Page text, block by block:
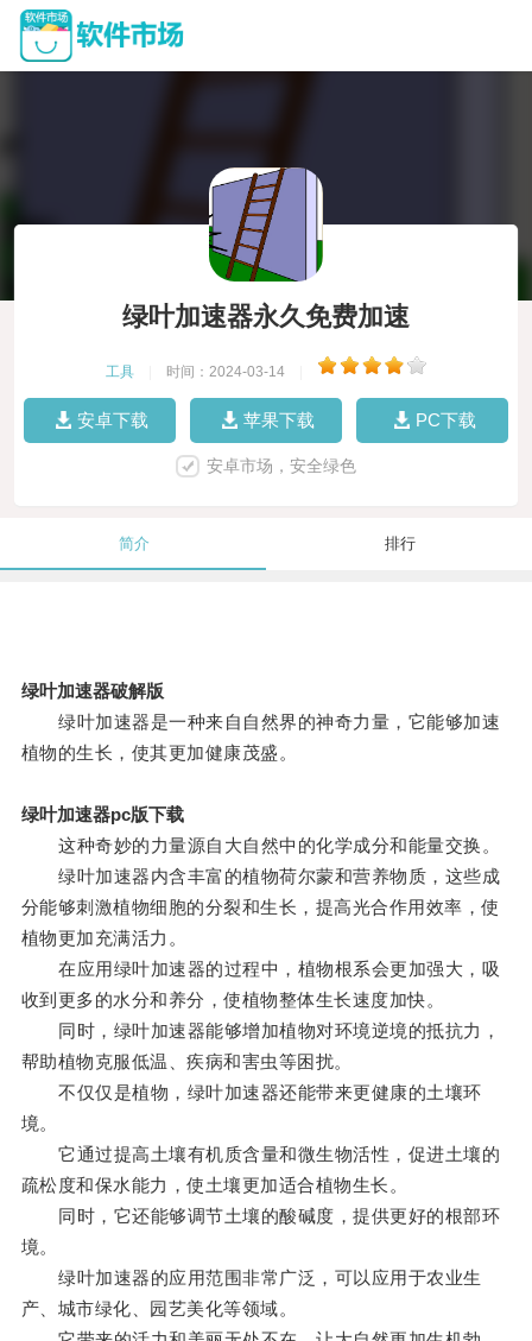
绿叶加速器永久免费加速
工具 时间：2024-03-14
安卓下载 苹果下载 PC下载
安卓市场，安全绿色
简介 排行
绿叶加速器破解版
绿叶加速器是一种来自自然界的神奇力量，它能够加速
植物的生长，使其更加健康茂盛。
绿叶加速器pc版下载
这种奇妙的力量源自大自然中的化学成分和能量交换。
绿叶加速器内含丰富的植物荷尔蒙和营养物质，这些成
分能够刺激植物细胞的分裂和生长，提高光合作用效率，使
植物更加充满活力。
在应用绿叶加速器的过程中，植物根系会更加强大，吸
收到更多的水分和养分，使植物整体生长速度加快。
同时，绿叶加速器能够增加植物对环境逆境的抵抗力，
帮助植物克服低温、疾病和害虫等困扰。
不仅仅是植物，绿叶加速器还能带来更健康的土壤环
境。
它通过提高土壤有机质含量和微生物活性，促进土壤的
疏松度和保水能力，使土壤更加适合植物生长。
同时，它还能够调节土壤的酸碱度，提供更好的根部环
境。
绿叶加速器的应用范围非常广泛，可以应用于农业生
产、城市绿化、园艺美化等领域。